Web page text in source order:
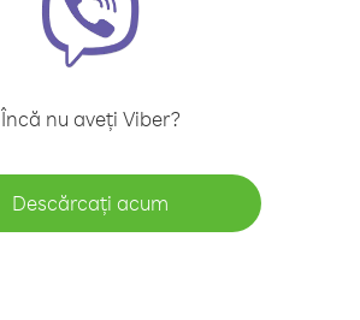
Încă nu aveți Viber?
Descărcați acum